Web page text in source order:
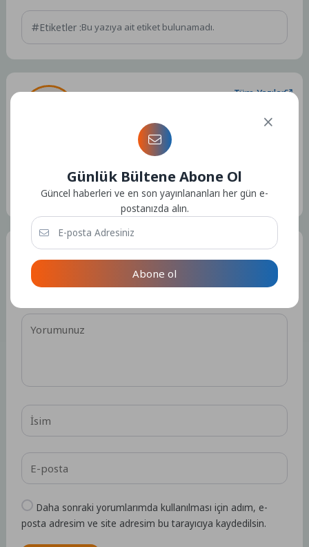
Etiketler :Bu yazıya ait etiket bulunamadı.
Tüm Yazılar
Kullanıcıya ait herhangi bir sosyal medya veya iletişim bilgisi
bulunmamaktadır.
15304 Yazı
Bir Yorum Yazın
E-posta adresiniz yayınlanmayacak.
Daha sonraki yorumlarımda kullanılması için adım, e-
posta adresim ve site adresim bu tarayıcıya kaydedilsin.
Günlük Bültene Abone Ol
Güncel haberleri ve en son yayınlananları her gün e-
postanızda alın.
Abone ol